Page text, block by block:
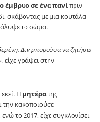
έμβρυο σε ένα πανίπριν
σκάβοντας με μια κουτάλα
το σώμα.
Δεν μπορούσα να ζητήσω
είχε γράψει στην
Η μητέρατης
την κακοποιούσε
το 2017, είχε συγκλονίσει